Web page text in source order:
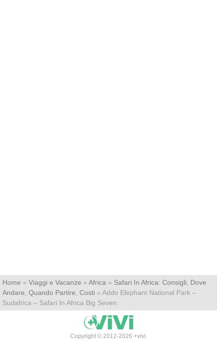
Home » Viaggi e Vacanze » Africa » Safari In Africa: Consigli, Dove
Andare, Quando Partire, Costi » Addo Elephant National Park –
Sudafrica – Safari In Africa Big Seven
Copyright © 2012-2026 +vivi.